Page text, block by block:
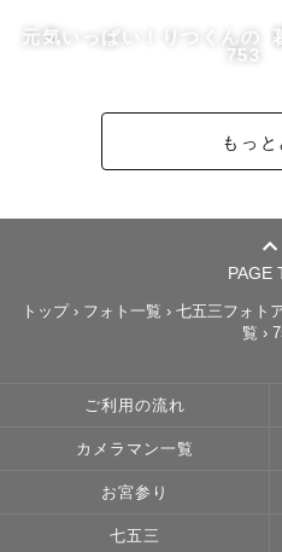
県内でも距離がある場合、交
※ ご自宅や室内での撮影は、
間帯がおすすめです。
※ スケジュールが×の場合で
最後まで読んでくださった皆さ
元気いっぱい！りつくんの
753
もっと
PAGE
トップ› フォト一覧 › 七五三フォト
覧 ›
ご利用の流れ
カメラマン一覧
お宮参り
七五三